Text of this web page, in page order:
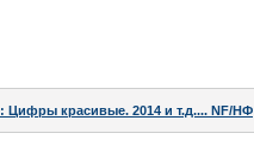
Цифры красивые. 2014 и т.д.... NF/НФ